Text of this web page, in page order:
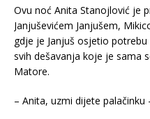
Ovu noć Anita Stanojlović je
Janjuševićem Janjušem,
gdje je Janjuš osjetio
svih dešavanja koje je sama
Matore.
– Anita, uzmi dijete palačinku